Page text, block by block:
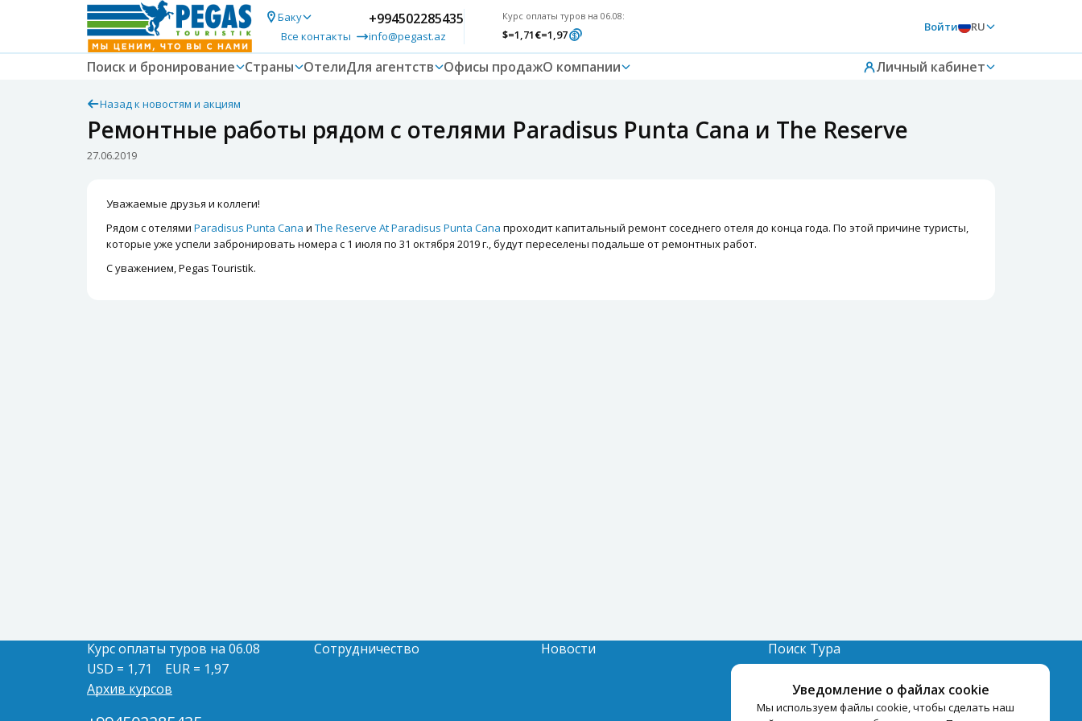
Баку
Все контакты
+994502285435
info@pegast.az
Курс оплаты туров на 06.08:
$=1,71€=1,97
Войти RU
Поиск и бронирование Страны ОтелиДля агентств Офисы продажО компании Личный кабинет
Назад к новостям и акциям
Ремонтные работы рядом с отелями Paradisus Punta Cana и The Reserve
27.06.2019
Уважаемые друзья и коллеги!
Рядом с отелями Paradisus Punta Cana и The Reserve At Paradisus Punta Cana проходит капитальный ремонт соседнего отеля до конца года. По этой причине туристы,
которые уже успели забронировать номера с 1 июля по 31 октября 2019 г., будут переселены подальше от ремонтных работ.
С уважением, Pegas Touristik.
Уведомление о файлах cookie
Мы используем файлы cookie, чтобы сделать наш
Курс оплаты туров на 06.08
USD = 1,71
EUR = 1,97
Архив курсов
Сотрудничество Новости
Поиск Тура
Отели